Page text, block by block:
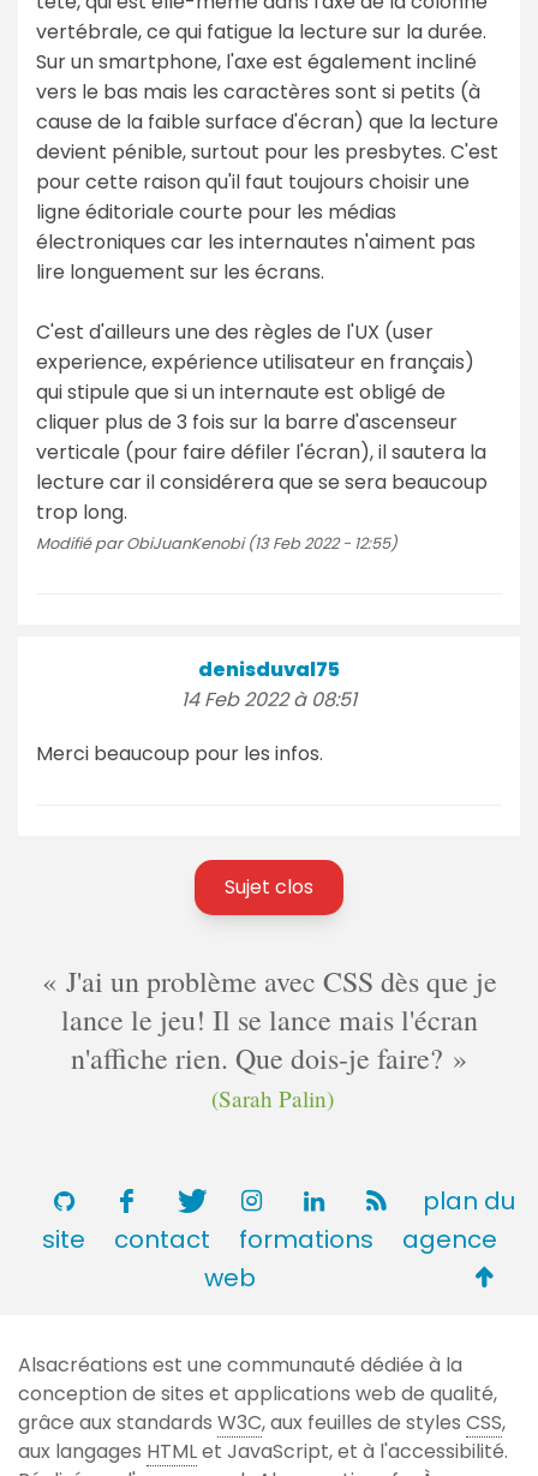
vertébrale, ce qui fatigue la lecture sur la durée.
Sur un smartphone, l'axe est également incliné
vers le bas mais les caractères sont si petits (à
cause de la faible surface d'écran) que la lecture
devient pénible, surtout pour les presbytes. C'est
pour cette raison qu'il faut toujours choisir une
ligne éditoriale courte pour les médias
électroniques car les internautes n'aiment pas
lire longuement sur les écrans.
C'est d'ailleurs une des règles de l'UX (user
experience, expérience utilisateur en français)
qui stipule que si un internaute est obligé de
cliquer plus de 3 fois sur la barre d'ascenseur
verticale (pour faire défiler l'écran), il sautera la
lecture car il considérera que se sera beaucoup
trop long.
Modifié par ObiJuanKenobi (13 Feb 2022 - 12:55)
denisduval75
14 Feb 2022 à 08:51
Merci beaucoup pour les infos.
Sujet clos
J'ai un problème avec CSS dès que je
lance le jeu! Il se lance mais l'écran
n'affiche rien. Que dois-je faire?
(Sarah Palin)
plan du
site
contact formations
agence
web
de
page
Alsacréations est une communauté dédiée à la
conception de sites et applications web de qualité,
grâce aux standards W3C, aux feuilles de styles CSS,
aux langages HTMLet JavaScript, et à l'accessibilité.